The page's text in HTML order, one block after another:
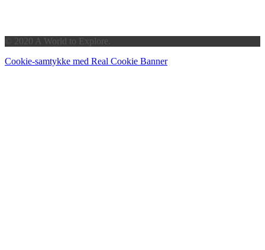
© 2020 A World to Explore.
Cookie-samtykke med Real Cookie Banner